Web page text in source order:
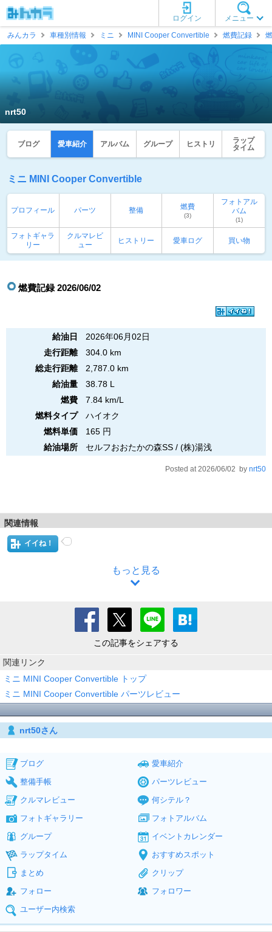
メニュー
ログイン
みんカラ
車種別情報 ミニ MINI Cooper Convertible 燃費記録
nrt50
ブログ 愛車紹介 アルバム グループ ヒストリ
ラップ
タイム
ミニ MINI Cooper Convertible
プロフィール パーツ 整備 燃費
(3)
フォトアル
バム
(1)
フォトギャラ
リー
クルマレビ
ュー
ヒストリー 愛車ログ 買い物
燃費記録 2026/06/02
給油日
2026年06月02日
走行距離
304.0 km
総走行距離
2,787.0 km
給油量
38.78 L
燃費
7.84 km/L
燃料タイプ
ハイオク
燃料単価
165 円
給油場所
セルフおおたかの森SS / (株)湯浅
Posted at 2026/06/02 by nrt50
関連情報
イイね！
もっと見る
この記事をシェアする
関連リンク
ミニ MINI Cooper Convertible トップ
ミニ MINI Cooper Convertible パーツレビュー
nrt50さん
ブログ
愛車紹介
整備手帳
パーツレビュー
クルマレビュー
何シテル？
フォトギャラリー
フォトアルバム
グループ
イベントカレンダー
ラップタイム
おすすめスポット
まとめ
クリップ
フォロー
フォロワー
ユーザー内検索